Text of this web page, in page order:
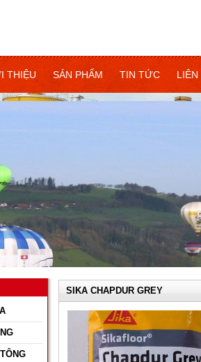
THIỆU SẢN PHẨM TIN TỨC LIÊN
SIKA CHAPDUR GREY